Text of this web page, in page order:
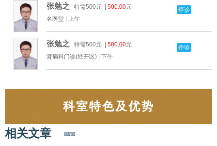
张勉之 特需500元 | 500.00元
名医堂 | 上午
停诊
张勉之 特需500元 | 500.00元
肾病科门诊(经开区) | 下午
停诊
科室特色及优势
相关文章